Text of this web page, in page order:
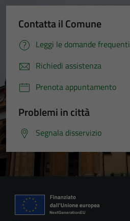
Contatta il Comune
Leggi le domande frequenti
Richiedi assistenza
Prenota appuntamento
Problemi in città
Segnala disservizio